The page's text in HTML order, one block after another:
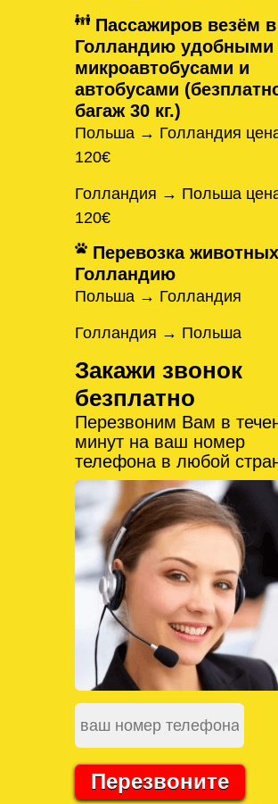
Пассажиров везём в
Голландию удобными
микроавтобусами и
автобусами
багаж 30 кг.)
Польша → Голландия
120€
Голландия → Польша
120€
Перевозка
Голландию
Польша → Голландия
Голландия → Польша
Закажи звонок
безплатно
Перезвоним Вам в
минут на ваш номер
телефона в любой
Перезвоните